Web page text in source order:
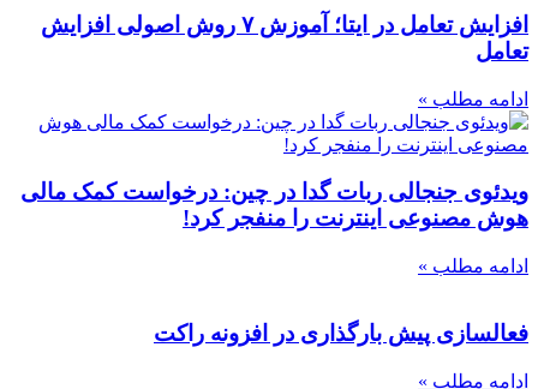
افزایش تعامل در ایتا؛ آموزش ۷ روش اصولی افزایش
تعامل
ادامه مطلب »
ویدئوی جنجالی ربات گدا در چین: درخواست کمک مالی
هوش مصنوعی اینترنت را منفجر کرد!
ادامه مطلب »
فعالسازی پیش بارگذاری در افزونه راکت
ادامه مطلب »